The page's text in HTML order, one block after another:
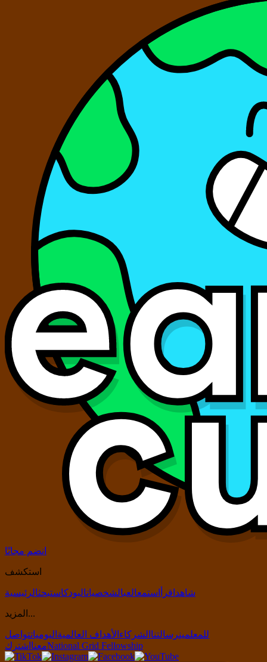
انضم مجانًا
استكشف
شاهد اقرأ استمعالعبالشخصياتالبودكاستبحثالرئيسية
المزيد...
للمعلمينرسالتنا الشركاء الأهداف العالمية اليومياتتواصل
معنا اشترك National Grid Fellowship